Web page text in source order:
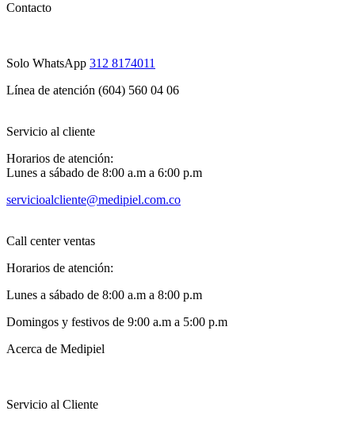
Contacto
Solo WhatsApp 312 8174011
Línea de atención (604) 560 04 06
Servicio al cliente
Horarios de atención:
Lunes a sábado de 8:00 a.m a 6:00 p.m
servicioalcliente@medipiel.com.co
Call center ventas
Horarios de atención:
Lunes a sábado de 8:00 a.m a 8:00 p.m
Domingos y festivos de 9:00 a.m a 5:00 p.m
Acerca de Medipiel
Servicio al Cliente